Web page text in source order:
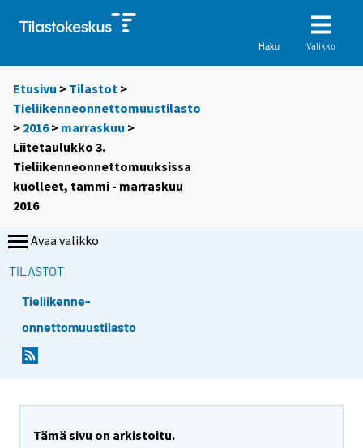
Haku Valikko
Etusivu > Tilastot >
Tieliikenneonnettomuustilasto
> 2016> marraskuu >
Liitetaulukko 3.
Tieliikenneonnettomuuksissa
kuolleet, tammi - marraskuu
2016
Avaa valikko
TILASTOT
Tieliikenne-
onnettomuustilasto
Tämä sivu on arkistoitu.